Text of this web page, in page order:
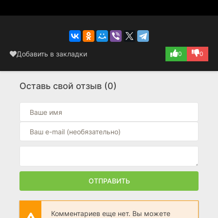
Добавить в закладки 0 0
Оставь свой отзыв (0)
ОТПРАВИТЬ
Комментариев еще нет. Вы можете